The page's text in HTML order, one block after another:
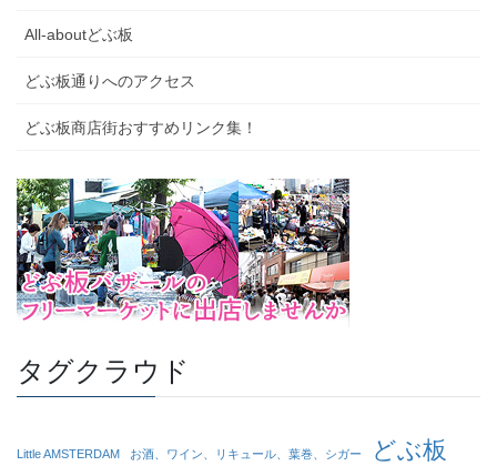
All-aboutどぶ板
どぶ板通りへのアクセス
どぶ板商店街おすすめリンク集！
タグクラウド
Little AMSTERDAM お酒、ワイン、リキュール、葉巻、シガー
どぶ板